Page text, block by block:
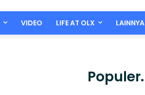
VIDEO LIFE AT OLX LAINNYA
Populer.